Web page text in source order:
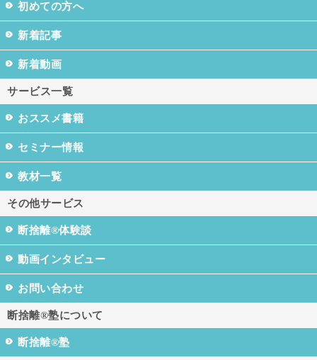
初めての方へ
新着記事
新着動画
サービス一覧
おススメ書籍
セミナー情報
教材一覧
その他サービス
断捨離®体験談
動画インタビュー
お問い合わせ
断捨離®塾について
断捨離®塾